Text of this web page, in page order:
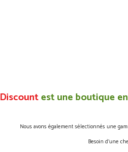
Discountest une boutique
Nous avons également sélectionnés une
Besoin d’une